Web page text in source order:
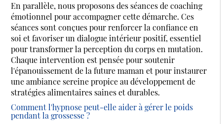
En parallèle, nous proposons des séances de coaching
émotionnel pour accompagner cette démarche. Ces
séances sont conçues pour renforcer la confiance en
soi et favoriser un dialogue intérieur positif, essentiel
pour transformer la perception du corps en mutation.
Chaque intervention est pensée pour soutenir
l'épanouissement de la future maman et pour instaurer
une ambiance sereine propice au développement de
stratégies alimentaires saines et durables.
Comment l'hypnose peut-elle aider à gérer le poids
pendant la grossesse ?